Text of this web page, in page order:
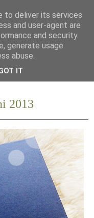
2013
to deliver its services
and user-agent are
and security
generate usage
abuse.
IT